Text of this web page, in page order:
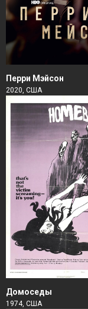
Перри Мэйсон
2020, США
Домоседы
1974, США